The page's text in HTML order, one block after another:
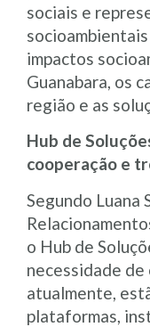
sociais e
impactos
Guanabara, os
região e as
Hub de
cooperação e
Segundo Luana
o Hub de
necessidade
atualmente,
plataformas,